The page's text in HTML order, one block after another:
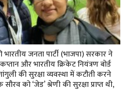
जनता पार्टी (भाजपा) सरकार ने
और भारतीय क्रिकेट नियंत्रण बोर्ड
की सुरक्षा व्यवस्था में कटौती करने
को ‘जेड’ श्रेणी की सुरक्षा प्राप्त थी,